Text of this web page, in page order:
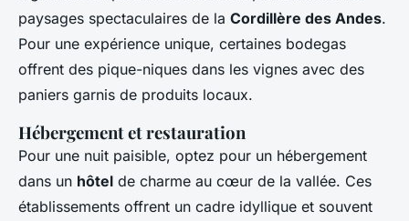
paysages spectaculaires de la Cordillère des Andes.
Pour une expérience unique, certaines bodegas
offrent des pique-niques dans les vignes avec des
paniers garnis de produits locaux.
Hébergement et restauration
Pour une nuit paisible, optez pour un hébergement
dans un hôtel de charme au cœur de la vallée. Ces
établissements offrent un cadre idyllique et souvent